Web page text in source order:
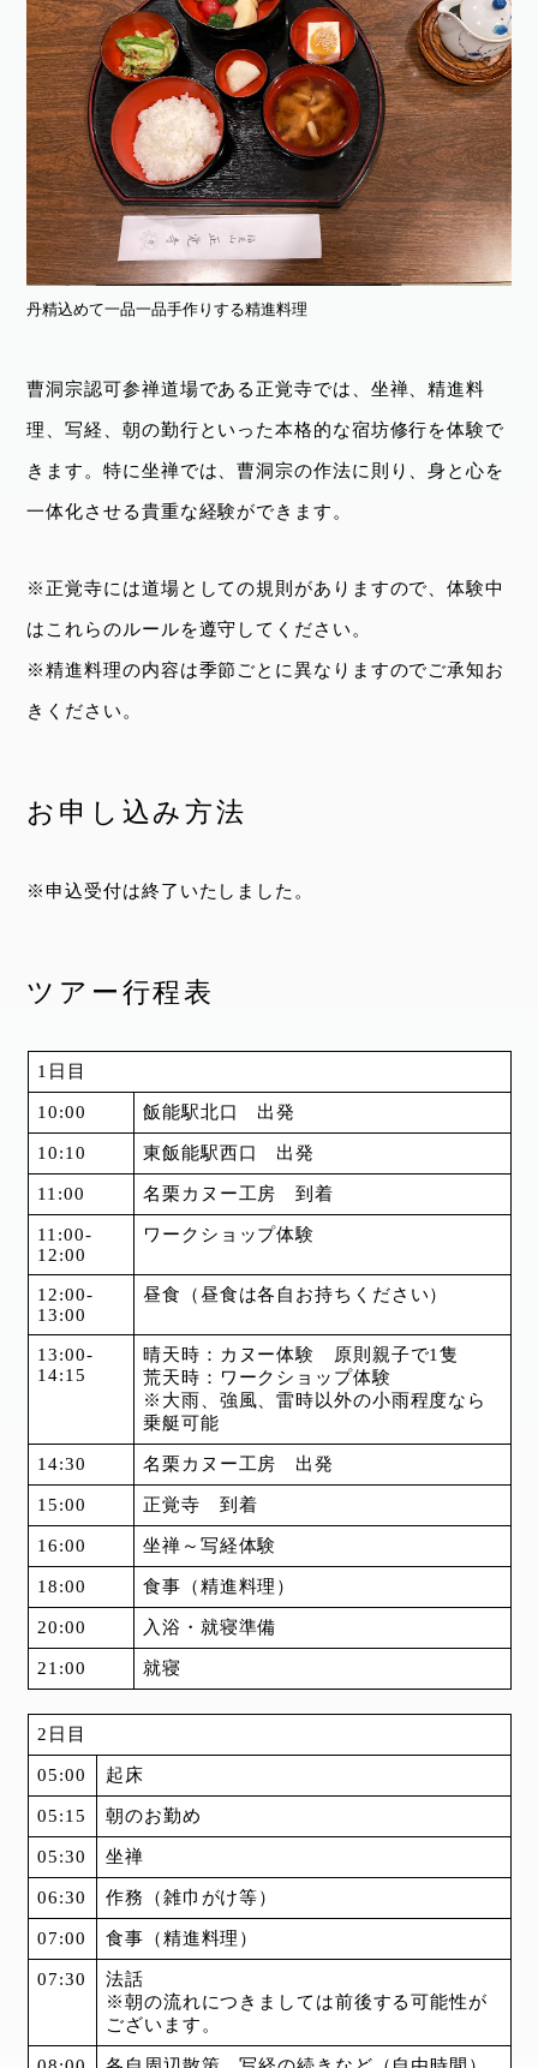
丹精込めて一品一品手作りする精進料理
曹洞宗認可参禅道場である正覚寺では、坐禅、精進料
理、写経、朝の勤行といった本格的な宿坊修行を体験で
きます。特に坐禅では、曹洞宗の作法に則り、身と心を
一体化させる貴重な経験ができます。
※正覚寺には道場としての規則がありますので、体験中
はこれらのルールを遵守してください。
※精進料理の内容は季節ごとに異なりますのでご承知お
きください。
お申し込み方法
※申込受付は終了いたしました。
ツアー行程表
1日目
10:00 飯能駅北口 出発
10:10 東飯能駅西口 出発
11:00 名栗カヌー工房 到着
11:00-
12:00
ワークショップ体験
12:00-
13:00
昼食（昼食は各自お持ちください）
13:00-
14:15
晴天時：カヌー体験 原則親子で1隻
荒天時：ワークショップ体験
※大雨、強風、雷時以外の小雨程度なら
乗艇可能
14:30 名栗カヌー工房 出発
15:00 正覚寺 到着
16:00 坐禅～写経体験
18:00 食事（精進料理）
20:00 入浴・就寝準備
21:00 就寝
2日目
05:00 起床
05:15 朝のお勤め
05:30 坐禅
06:30 作務（雑巾がけ等）
07:00 食事（精進料理）
07:30
法話
※朝の流れにつきましては前後する可能性が
ございます。